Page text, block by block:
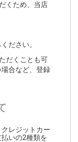
くため、当店
ださい。
だくことも可
合など、登録
レジットカー
いの2種類を